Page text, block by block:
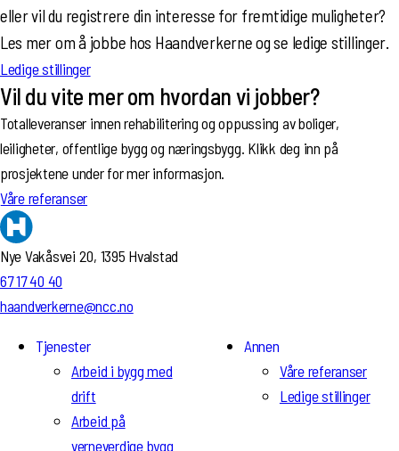
eller vil du registrere din interesse for fremtidige muligheter?
Les mer om å jobbe hos Haandverkerne og se ledige stillinger.
Ledige stillinger
Vil du vite mer om hvordan vi jobber?
Totalleveranser innen rehabilitering og oppussing av boliger,
leiligheter, offentlige bygg og næringsbygg. Klikk deg inn på
prosjektene under for mer informasjon.
Våre referanser
Nye Vakåsvei 20, 1395 Hvalstad
67 17 40 40
haandverkerne@ncc.no
Tjenester
Arbeid i bygg med
drift
Arbeid på
verneverdige bygg
Annen
Våre referanser
Ledige stillinger